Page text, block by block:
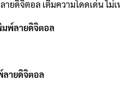
ายดิจิตอล เติมความโดดเด่น ไ
มพ์ลายดิจิตอล
ายดิจิตอล